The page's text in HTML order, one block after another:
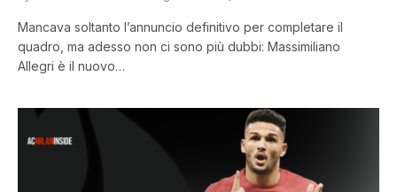
Mancava soltanto l’annuncio definitivo per completare il
quadro, ma adesso non ci sono più dubbi: Massimiliano
Allegri è il nuovo…